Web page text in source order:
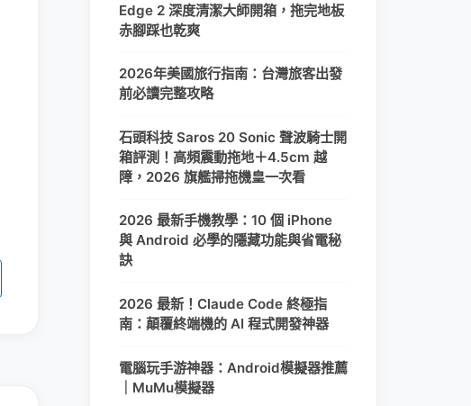
Edge 2 深度清潔大師開箱，拖完地板
赤腳踩也乾爽
2026年美國旅行指南：台灣旅客出發
前必讀完整攻略
石頭科技 Saros 20 Sonic 聲波騎士開
箱評測！高頻震動拖地＋4.5cm 越
障，2026 旗艦掃拖機皇一次看
2026 最新手機教學：10 個 iPhone
與 Android 必學的隱藏功能與省電秘
訣
2026 最新！Claude Code 終極指
南：顛覆終端機的 AI 程式開發神器
電腦玩手游神器：Android模擬器推薦
｜MuMu模擬器